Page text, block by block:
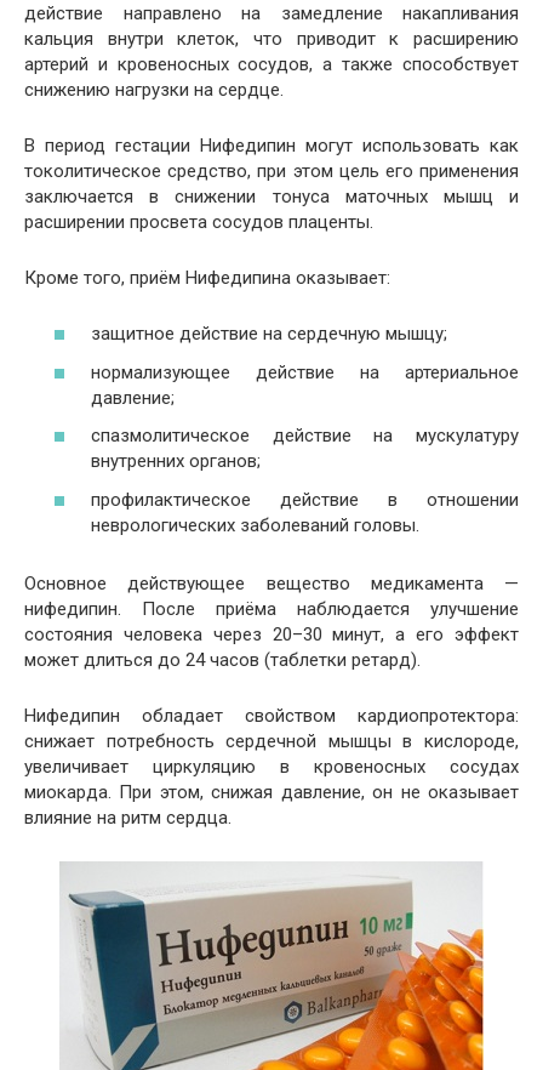
действие направлено на замедление накапливания
кальция внутри клеток, что приводит к расширению
артерий и кровеносных сосудов, а также способствует
снижению нагрузки на сердце.
В период гестации Нифедипин могут использовать как
токолитическое средство, при этом цель его применения
заключается в снижении тонуса маточных мышц и
расширении просвета сосудов плаценты.
Кроме того, приём Нифедипина оказывает:
защитное действие на сердечную мышцу;
нормализующее действие на артериальное
давление;
спазмолитическое действие на мускулатуру
внутренних органов;
профилактическое действие в отношении
неврологических заболеваний головы.
Основное действующее вещество медикамента —
нифедипин. После приёма наблюдается улучшение
состояния человека через 20–30 минут, а его эффект
может длиться до 24 часов (таблетки ретард).
Нифедипин обладает свойством кардиопротектора:
снижает потребность сердечной мышцы в кислороде,
увеличивает циркуляцию в кровеносных сосудах
миокарда. При этом, снижая давление, он не оказывает
влияние на ритм сердца.